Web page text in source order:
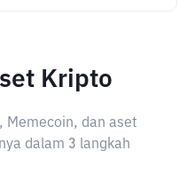
Kripto
Memecoin, dan aset
dalam 3 langkah